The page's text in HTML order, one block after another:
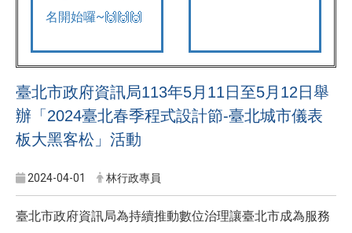
名開始囉~🙌🙌🙌
臺北市政府資訊局113年5月11日至5月12日舉
辦「2024臺北春季程式設計節-臺北城市儀表
板大黑客松」活動
2024-04-01 林行政專員
臺北市政府資訊局為持續推動數位治理讓臺北市成為服務